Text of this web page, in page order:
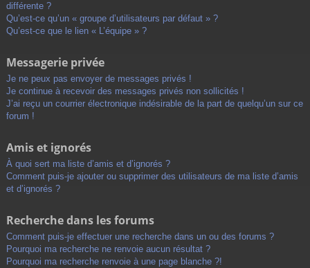
différente ?
Qu’est-ce qu’un « groupe d’utilisateurs par défaut » ?
Qu’est-ce que le lien « L’équipe » ?
Messagerie privée
Je ne peux pas envoyer de messages privés !
Je continue à recevoir des messages privés non sollicités !
J’ai reçu un courrier électronique indésirable de la part de quelqu’un sur ce
forum !
Amis et ignorés
À quoi sert ma liste d’amis et d’ignorés ?
Comment puis-je ajouter ou supprimer des utilisateurs de ma liste d’amis
et d’ignorés ?
Recherche dans les forums
Comment puis-je effectuer une recherche dans un ou des forums ?
Pourquoi ma recherche ne renvoie aucun résultat ?
Pourquoi ma recherche renvoie à une page blanche ?!